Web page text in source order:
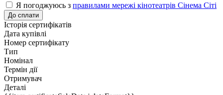
Я погоджуюсь з правилами мережі кінотеатрів Сінема Сіті
До сплати
Історія сертифікатів
Дата купівлі
Номер сертифікату
Тип
Номінал
Термін дії
Отримувач
Деталі